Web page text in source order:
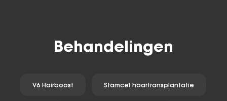
Behandelingen
V6 Hairboost Stamcel haartransplantatie